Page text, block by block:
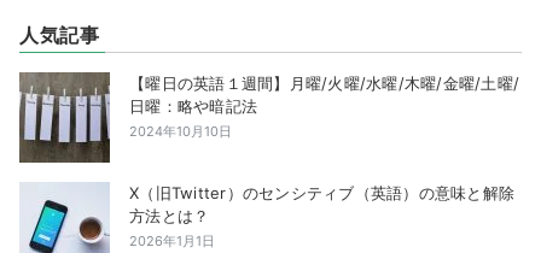
人気記事
【曜日の英語１週間】月曜/火曜/水曜/木曜/金曜/土曜/
日曜：略や暗記法
2024年10月10日
X（旧Twitter）のセンシティブ（英語）の意味と解除
方法とは？
2026年1月1日